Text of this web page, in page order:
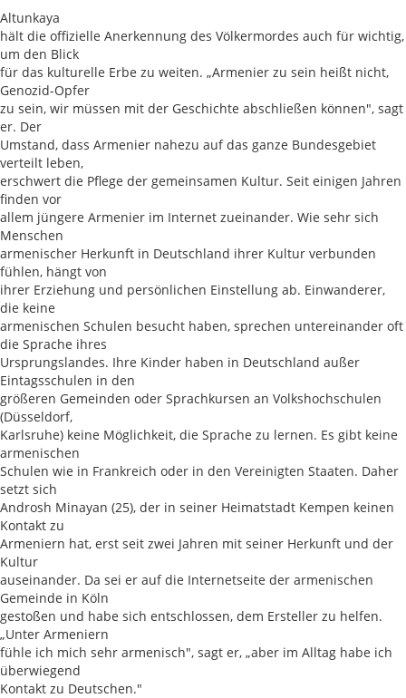
Altunkaya
hält die offizielle Anerkennung des Völkermordes auch für wichtig,
um den Blick
für das kulturelle Erbe zu weiten. „Armenier zu sein heißt nicht,
Genozid-Opfer
zu sein, wir müssen mit der Geschichte abschließen können", sagt
er. Der
Umstand, dass Armenier nahezu auf das ganze Bundesgebiet
verteilt leben,
erschwert die Pflege der gemeinsamen Kultur. Seit einigen Jahren
finden vor
allem jüngere Armenier im Internet zueinander. Wie sehr sich
Menschen
armenischer Herkunft in Deutschland ihrer Kultur verbunden
fühlen, hängt von
ihrer Erziehung und persönlichen Einstellung ab. Einwanderer,
die keine
armenischen Schulen besucht haben, sprechen untereinander oft
die Sprache ihres
Ursprungslandes. Ihre Kinder haben in Deutschland außer
Eintagsschulen in den
größeren Gemeinden oder Sprachkursen an Volkshochschulen
(Düsseldorf,
Karlsruhe) keine Möglichkeit, die Sprache zu lernen. Es gibt keine
armenischen
Schulen wie in Frankreich oder in den Vereinigten Staaten. Daher
setzt sich
Androsh Minayan (25), der in seiner Heimatstadt Kempen keinen
Kontakt zu
Armeniern hat, erst seit zwei Jahren mit seiner Herkunft und der
Kultur
auseinander. Da sei er auf die Internetseite der armenischen
Gemeinde in Köln
gestoßen und habe sich entschlossen, dem Ersteller zu helfen.
„Unter Armeniern
fühle ich mich sehr armenisch", sagt er, „aber im Alltag habe ich
überwiegend
Kontakt zu Deutschen."